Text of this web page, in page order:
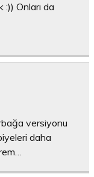
Onları da
versiyonu
daha